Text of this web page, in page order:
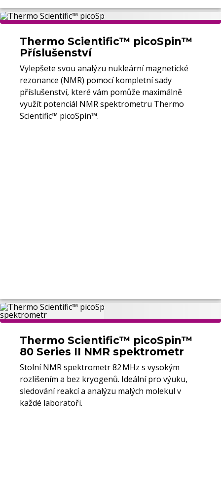
Thermo Scientific™ picoSpin™
Příslušenství
Vylepšete svou analýzu nukleární magnetické
rezonance (NMR) pomocí kompletní sady
příslušenství, které vám pomůže maximálně
využít potenciál NMR spektrometru Thermo
Scientific™ picoSpin™.
Thermo Scientific™ picoSpin™
80 Series II NMR spektrometr
Stolní NMR spektrometr 82 MHz s vysokým
rozlišením a bez kryogenů. Ideální pro výuku,
sledování reakcí a analýzu malých molekul v
každé laboratoři.